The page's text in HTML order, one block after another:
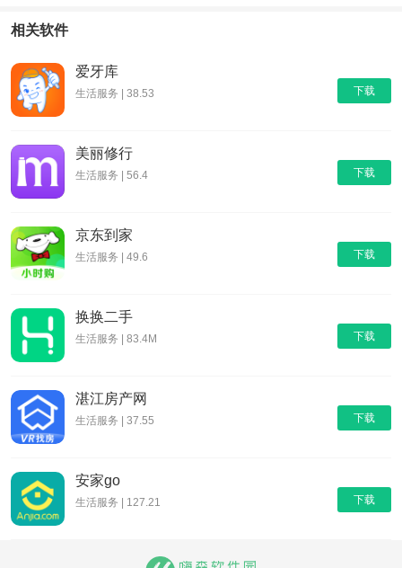
相关软件
下载
爱牙库
生活服务 | 38.53
下载
美丽修行
生活服务 | 56.4
下载
京东到家
生活服务 | 49.6
下载
换换二手
生活服务 | 83.4M
下载
湛江房产网
生活服务 | 37.55
下载
安家go
生活服务 | 127.21